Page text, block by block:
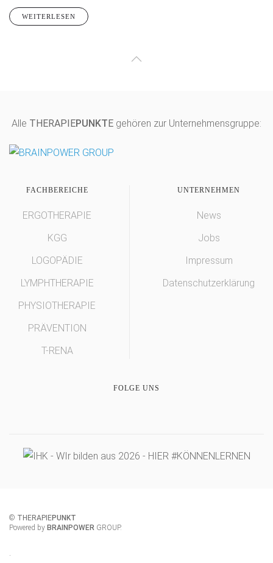
WEITERLESEN
Alle THERAPIEPUNKTE gehören zur Unternehmensgruppe:
FACHBEREICHE
ERGOTHERAPIE
KGG
LOGOPÄDIE
LYMPHTHERAPIE
PHYSIOTHERAPIE
PRÄVENTION
T-RENA
UNTERNEHMEN
News
Jobs
Impressum
Datenschutzerklärung
FOLGE UNS
© THERAPIEPUNKT
Powered by BRAINPOWER GROUP.
.